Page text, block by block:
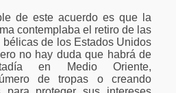
de este acuerdo es que la
contemplaba el retiro de las
de los Estados Unidos
no hay duda que habrá de
en Medio Oriente,
de tropas o creando